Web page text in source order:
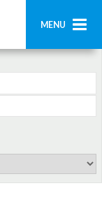
MENU